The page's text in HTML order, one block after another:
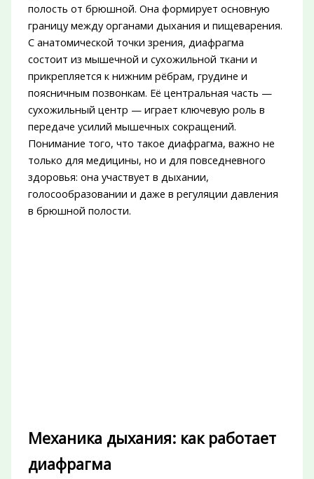
полость от брюшной. Она формирует основную
границу между органами дыхания и пищеварения.
С анатомической точки зрения, диафрагма
состоит из мышечной и сухожильной ткани и
прикрепляется к нижним рёбрам, грудине и
поясничным позвонкам. Её центральная часть —
сухожильный центр — играет ключевую роль в
передаче усилий мышечных сокращений.
Понимание того, что такое диафрагма, важно не
только для медицины, но и для повседневного
здоровья: она участвует в дыхании,
голосообразовании и даже в регуляции давления
в брюшной полости.
Механика дыхания: как работает
диафрагма